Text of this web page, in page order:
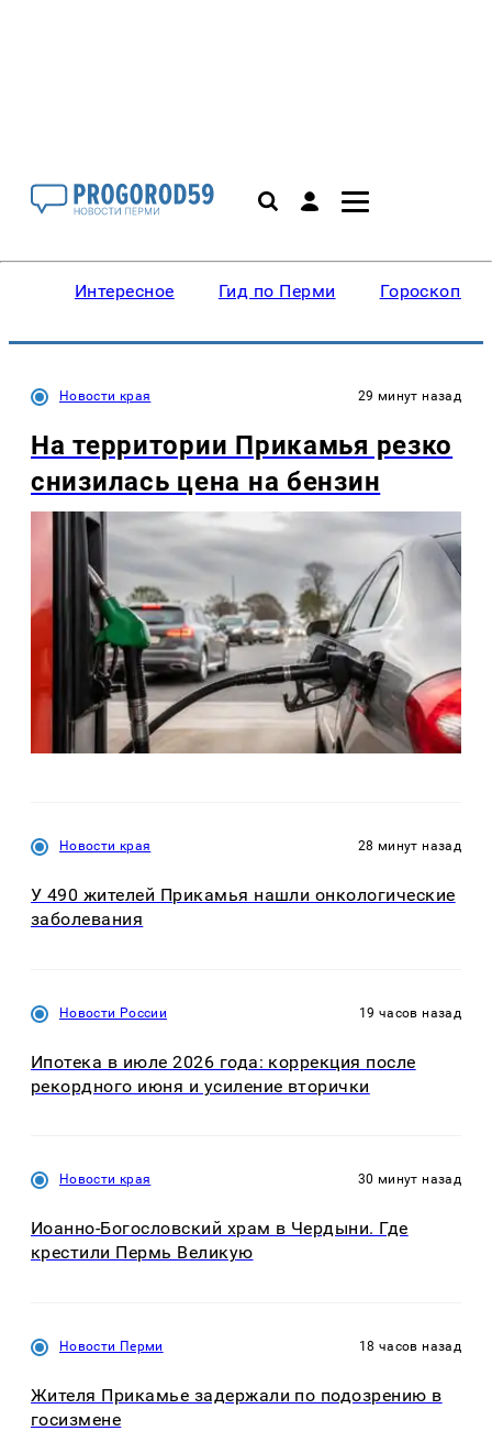
Интересное Гид по Перми Гороскопы
Новости края 29 минут назад
На территории Прикамья резко
снизилась цена на бензин
Новости края 28 минут назад
У 490 жителей Прикамья нашли онкологические
заболевания
Новости России 19 часов назад
Ипотека в июле 2026 года: коррекция после
рекордного июня и усиление вторички
Новости края 30 минут назад
Иоанно-Богословский храм в Чердыни. Где
крестили Пермь Великую
Новости Перми 18 часов назад
Жителя Прикамье задержали по подозрению в
госизмене